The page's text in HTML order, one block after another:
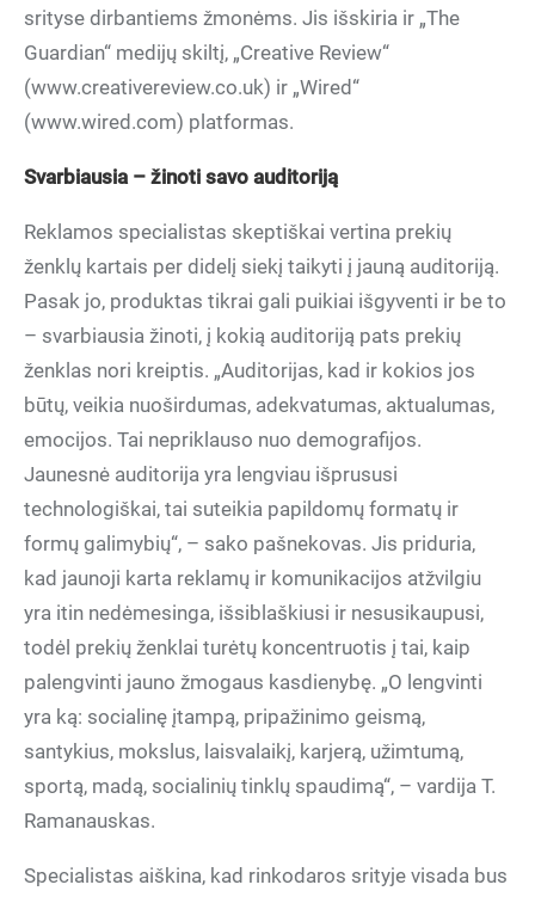
srityse dirbantiems žmonėms. Jis išskiria ir „The
Guardian“ medijų skiltį, „Creative Review“
(www.creativereview.co.uk) ir „Wired“
(www.wired.com) platformas.
Svarbiausia – žinoti savo auditoriją
Reklamos specialistas skeptiškai vertina prekių
ženklų kartais per didelį siekį taikyti į jauną auditoriją.
Pasak jo, produktas tikrai gali puikiai išgyventi ir be to
– svarbiausia žinoti, į kokią auditoriją pats prekių
ženklas nori kreiptis. „Auditorijas, kad ir kokios jos
būtų, veikia nuoširdumas, adekvatumas, aktualumas,
emocijos. Tai nepriklauso nuo demografijos.
Jaunesnė auditorija yra lengviau išprususi
technologiškai, tai suteikia papildomų formatų ir
formų galimybių“, – sako pašnekovas. Jis priduria,
kad jaunoji karta reklamų ir komunikacijos atžvilgiu
yra itin nedėmesinga, išsiblaškiusi ir nesusikaupusi,
todėl prekių ženklai turėtų koncentruotis į tai, kaip
palengvinti jauno žmogaus kasdienybę. „O lengvinti
yra ką: socialinę įtampą, pripažinimo geismą,
santykius, mokslus, laisvalaikį, karjerą, užimtumą,
sportą, madą, socialinių tinklų spaudimą“, – vardija T.
Ramanauskas.
Specialistas aiškina, kad rinkodaros srityje visada bus